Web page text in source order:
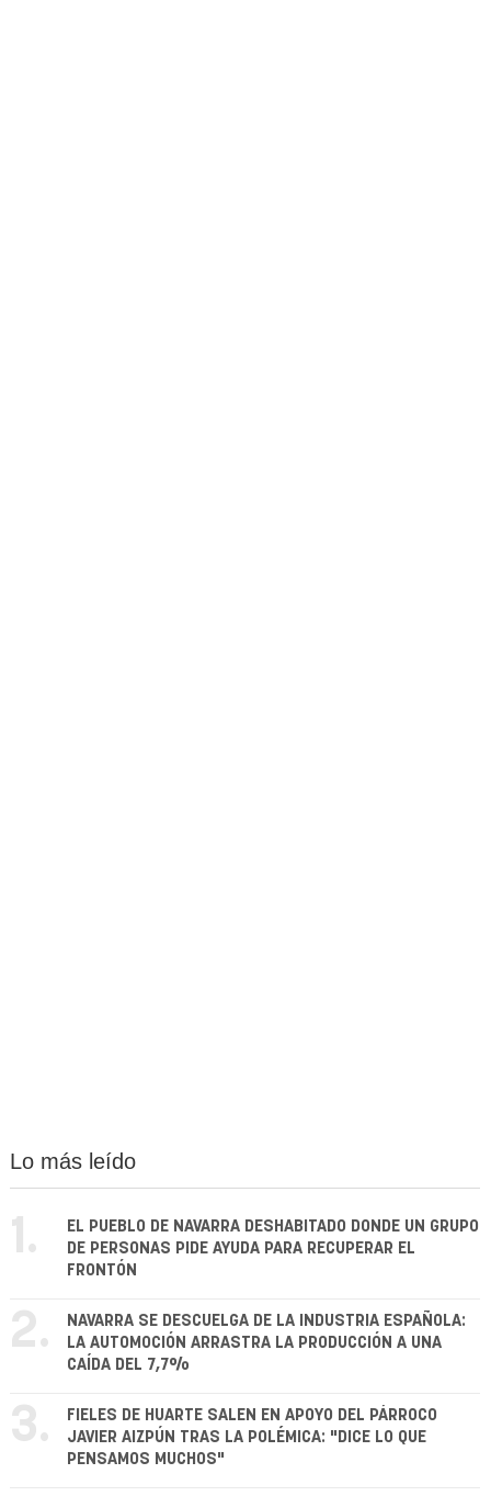
Lo más leído
1.
EL PUEBLO DE NAVARRA DESHABITADO DONDE UN GRUPO
DE PERSONAS PIDE AYUDA PARA RECUPERAR EL
FRONTÓN
2.
NAVARRA SE DESCUELGA DE LA INDUSTRIA ESPAÑOLA:
LA AUTOMOCIÓN ARRASTRA LA PRODUCCIÓN A UNA
CAÍDA DEL 7,7%
3.
FIELES DE HUARTE SALEN EN APOYO DEL PÁRROCO
JAVIER AIZPÚN TRAS LA POLÉMICA: "DICE LO QUE
PENSAMOS MUCHOS"